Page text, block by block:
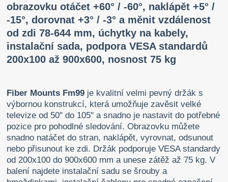
obrazovku otáčet +60° / -60°, naklápět +5° /
-15°, dorovnat +3° / -3° a měnit vzdálenost
od zdi 78-644 mm, úchytky na kabely,
instalační sada, podpora VESA standardů
200x100 až 900x600, nosnost 75 kg
Fiber Mounts Fm99 je kvalitní velmi pevný držák s
výbornou konstrukcí, která umožňuje zavěsit velké
televize od 50" do 105" a snadno je nastavit do potřebné
pozice pro pohodlné sledování. Obrazovku můžete
snadno natáčet do stran, naklápět, vyrovnat, odsunout
nebo přisunout ke zdi. Držák podporuje VESA standardy
od 200x100 do 900x600 mm a unese zátěž až 75 kg. V
balení najdete instalační sadu se šrouby a